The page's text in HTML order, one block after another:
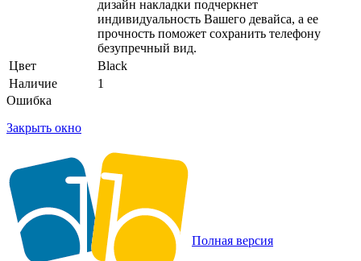
дизайн накладки подчеркнет
индивидуальность Вашего девайса, а ее
прочность поможет сохранить телефону
безупречный вид.
Цвет
Black
Наличие
1
Ошибка
Закрыть окно
Полная версия